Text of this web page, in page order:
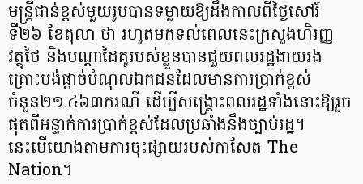
មន្ត្រីជាន់ខ្ពស់មួយរូបបានទម្លាយឱ្យដឹងកាលពីថ្ងៃសៅរ៍
ទី២៦ ខែតុលា ថា រហូតមកទល់ពេលនេះក្រសួងហិរញ្ញ
វត្ថុថៃ និងបណ្ដាដៃគូរបស់ខ្លួនបានជួយពលរដ្ឋងាយរង
គ្រោះបង់ផ្ដាច់បំណុលឯកជនដែលមានការប្រាក់ខ្ពស់
ចំនួន២១.៤៦៣ករណី ដើម្បីសង្គ្រោះពលរដ្ឋទាំងនោះឱ្យរួច
ផុតពីអន្ទាក់ការប្រាក់ខ្ពស់ដែលប្រឆាំងនឹងច្បាប់រដ្ឋ។
នេះបើយោងតាមការចុះផ្សាយរបស់កាសែត The
Nation។